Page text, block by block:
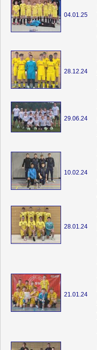
04.01.25
28.12.24
29.06.24
10.02.24
28.01.24
21.01.24